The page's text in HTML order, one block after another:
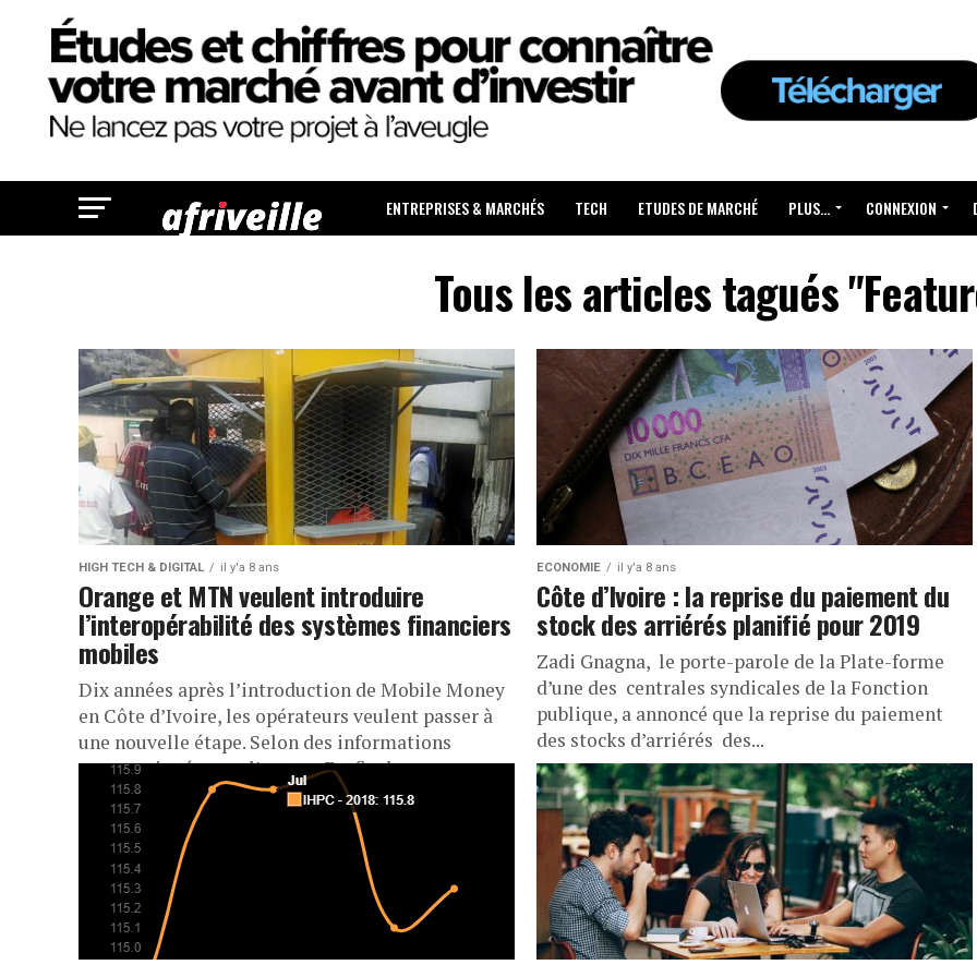
ENTREPRISES & MARCHÉS TECH ETUDES DE MARCHÉ PLUS… CONNEXION
Tous les articles tagués
HIGH TECH & DIGITAL il y'a 8 ans
Orange et MTN veulent introduire
l’interopérabilité des systèmes financiers
mobiles
Dix années après l’introduction de Mobile Money
en Côte d’Ivoire, les opérateurs veulent passer à
une nouvelle étape. Selon des informations
communiquées par l’agence Ecofin, les...
ECONOMIE il y'a 8 ans
Côte d’Ivoire : la reprise du paiement du
stock des arriérés planifié pour 2019
Zadi Gnagna, le porte-parole de la Plate-forme
d’une des centrales syndicales de la Fonction
publique, a annoncé que la reprise du paiement
des stocks d’arriérés des...